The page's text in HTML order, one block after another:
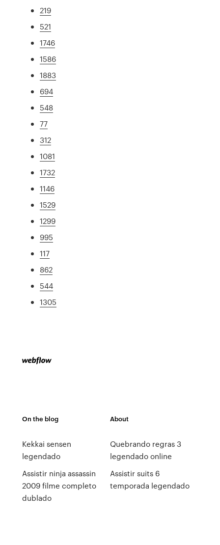
219
521
1746
1586
1883
694
548
77
312
1081
1732
1146
1529
1299
995
117
862
544
1305
On the blog
Kekkai sensen
legendado
Assistir ninja assassin
2009 filme completo
dublado
About
Quebrando regras 3
legendado online
Assistir suits 6
temporada legendado